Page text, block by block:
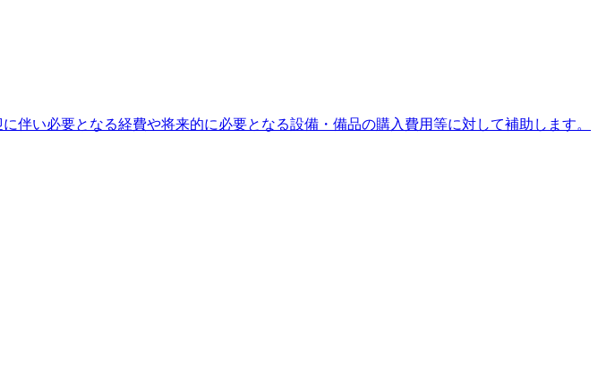
い必要となる経費や将来的に必要となる設備・備品の購入費用等に対して補助します。